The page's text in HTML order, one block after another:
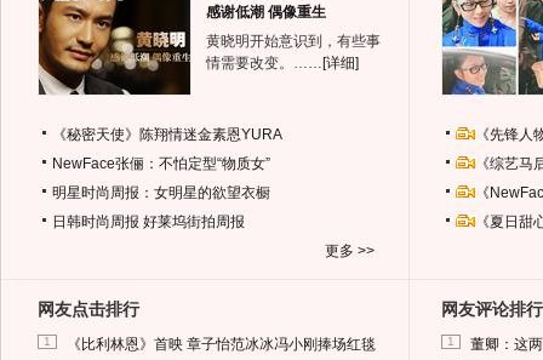
感谢低潮 偶像重生
黄晓明开始意识到，有些事
情需要改变。…… [详细]
《秘密天使》陈翔情迷金素恩YURA
NewFace张俪：不怕定型“物质女”
明星时尚周报：女明星的欲望衣橱
日韩时尚周报 好莱坞街拍周报
更多 >>
《先锋
《综艺
《
《夏日
网友点击排行
1 《比利林恩》首映 章子怡范冰冰冯小刚捧场红毯
网友评论排行
1 董卿：这